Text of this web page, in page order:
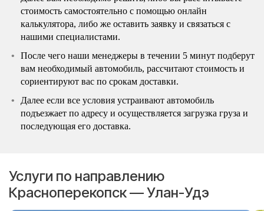
стоимость самостоятельно с помощью онлайн
калькулятора, либо же оставить заявку и связаться с
нашими специалистами.
После чего наши менеджеры в течении 5 минут подберут
вам необходимый автомобиль, рассчитают стоимость и
сориентируют вас по срокам доставки.
Далее если все условия устраивают автомобиль
подъезжает по адресу и осуществляется загрузка груза и
последующая его доставка.
Услуги по направлению
Красноперекопск — Улан-Удэ